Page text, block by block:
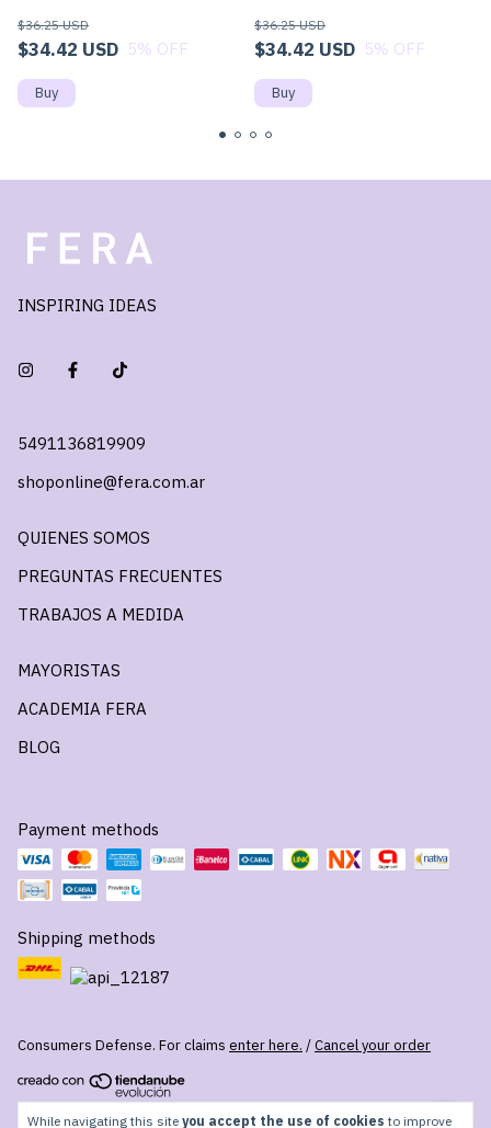
While navigating this site you accept the use of cookies to improve
$34.42 USD
$36.25 USD
5% OFF $34.42 USD
$36.25 USD
5% OFF
INSPIRING IDEAS
5491136819909
shoponline@fera.com.ar
QUIENES SOMOS
PREGUNTAS FRECUENTES
TRABAJOS A MEDIDA
MAYORISTAS
ACADEMIA FERA
BLOG
Payment methods
Shipping methods
Consumers Defense. For claims enter here. /Cancel your order